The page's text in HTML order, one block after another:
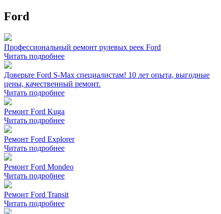
Ford
Профессиональный ремонт рулевых реек Ford
Читать подробнее
Доверьте Ford S-Max специалистам! 10 лет опыта, выгодные
цены, качественный ремонт.
Читать подробнее
Ремонт Ford Kuga
Читать подробнее
Ремонт Ford Explorer
Читать подробнее
Ремонт Ford Mondeo
Читать подробнее
Ремонт Ford Transit
Читать подробнее